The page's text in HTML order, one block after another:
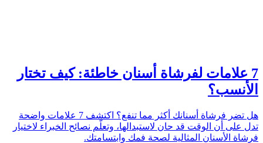
7 علامات لفرشاة أسنان خاطئة: كيف تختار
الأنسب؟
هل تضر فرشاة أسنانك أكثر مما تنفع؟ اكتشف 7 علامات واضحة
تدل على أن الوقت قد حان لاستبدالها، وتعلّم نصائح الخبراء لاختيار
فرشاة الأسنان المثالية لصحة فمك وابتسامتك.